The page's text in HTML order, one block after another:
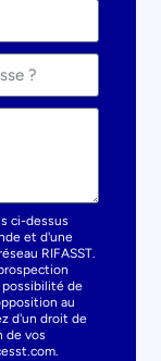
ci-dessus
et d'une
RIFASST.
possibilité de
au
d'un droit de
de vos